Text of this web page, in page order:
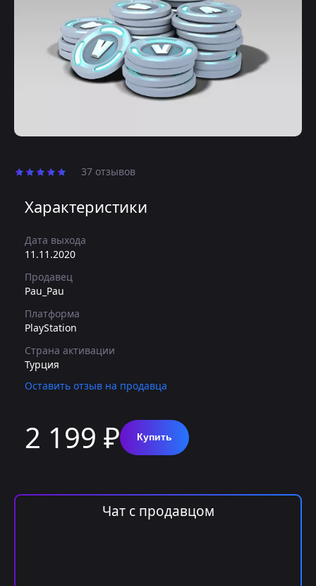
37 отзывов
Характеристики
Дата выхода
11.11.2020
Продавец
Pau_Pau
Платформа
PlayStation
Страна активации
Турция
Оставить отзыв на продавца
2 199 ₽ Купить
Чат с продавцом